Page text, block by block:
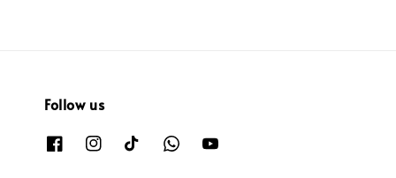
Follow us